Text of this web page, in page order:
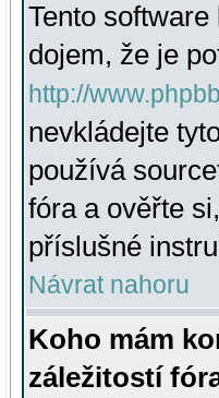
Tento
dojem, že je
http://
nevkládejte
používá
fóra a ověřte
příslušné
Návrat nahoru
Koho mám
záležitostí